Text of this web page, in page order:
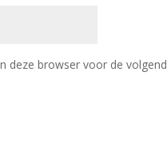
deze browser voor de